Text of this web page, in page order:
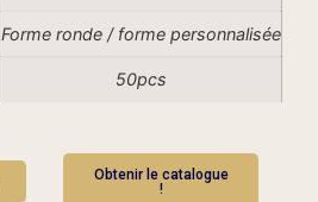
Forme ronde / forme personnalisée
50pcs
Obtenir le catalogue
!